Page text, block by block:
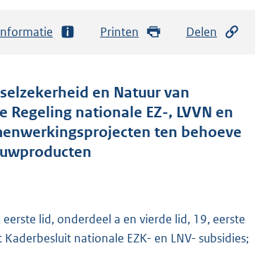
Printen Delen
en Natuur van
nationale EZ-, LVVN en
ten behoeve
lid, onderdeel a en vierde lid, 19, eerste
nationale EZK- en LNV- subsidies;